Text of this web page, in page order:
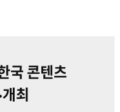
국 콘텐츠
최